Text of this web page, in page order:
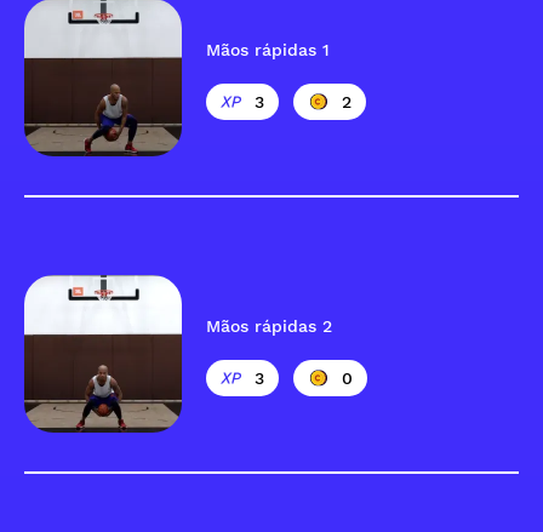
Mãos rápidas 1
3 2
Mãos rápidas 2
3 0